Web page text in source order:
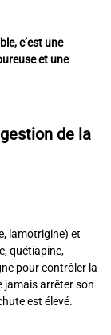
c’est une
et une
de la
lamotrigine) et
quétiapine,
pour contrôler la
jamais arrêter son
est élevé.